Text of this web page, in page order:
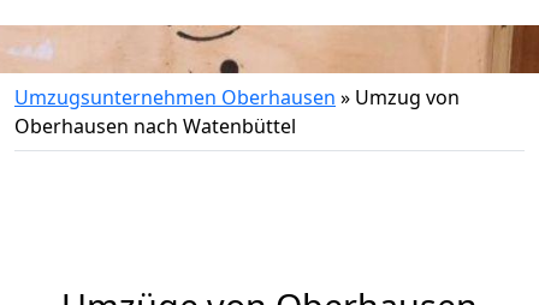
Umzugsunternehmen Oberhausen » Umzug von
Oberhausen nach Watenbüttel